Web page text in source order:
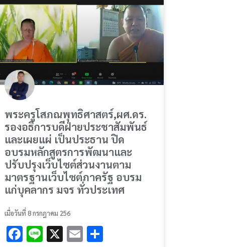
พระครูโสภณพุทธิศาสตร์,ผศ.ดร.
รองอธิการบดีฝ่ายประชาสัมพันธ์
และเผยแผ่ เป็นประธาน ปิด
อบรมหลักสูตรการพัฒนาและ
ปรับปรุงเว็บไซต์ส่วนงานตาม
มาตรฐานเว็บไซต์ภาครัฐ อบรม
แก่บุคลากร มจร ทั่วประเทศ
เมื่อวันที่ 8 กรกฎาคม 256
Facebook
Line
X Email